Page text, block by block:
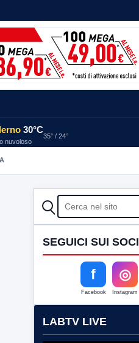
30°C
nuvoloso
35° / 24°
CERCA
SEGUICI SUI
f
Facebook
◎
Instagram
LABTV LIVE